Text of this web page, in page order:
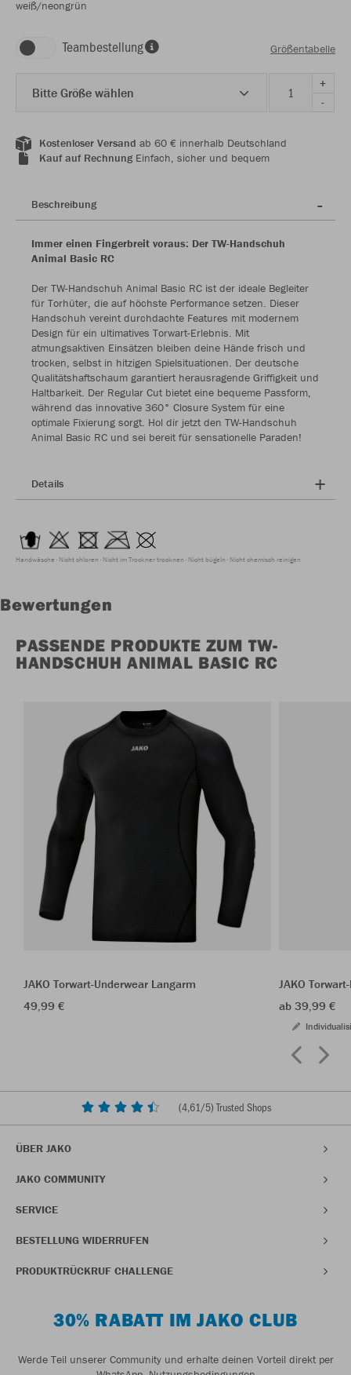
weiß/neongrün
Teambestellung Größentabelle
Bitte Größe wählen
+
-
Kostenloser Versand ab 60 € innerhalb Deutschland
Kauf auf RechnungEinfach, sicher und bequem
Beschreibung
Immer einen Fingerbreit voraus: Der TW-Handschuh
Animal Basic RC
Der TW-Handschuh Animal Basic RC ist der ideale Begleiter
für Torhüter, die auf höchste Performance setzen. Dieser
Handschuh vereint durchdachte Features mit modernem
Design für ein ultimatives Torwart-Erlebnis. Mit
atmungsaktiven Einsätzen bleiben deine Hände frisch und
trocken, selbst in hitzigen Spielsituationen. Der deutsche
Qualitätshaftschaum garantiert herausragende Griffigkeit und
Haltbarkeit. Der Regular Cut bietet eine bequeme Passform,
während das innovative 360° Closure System für eine
optimale Fixierung sorgt. Hol dir jetzt den TW-Handschuh
Animal Basic RC und sei bereit für sensationelle Paraden!
Details
Handwäsche Nicht chloren Nicht im Trockner trocknen Nicht bügeln Nicht chemisch reinigen
Bewertungen
PASSENDE PRODUKTE ZUM TW-
HANDSCHUH ANIMAL BASIC RC
JAKO Torwart-Underwear Langarm
49,99 €
JAKO
ab 39,99 €
(4,61/5) Trusted Shops
ÜBER JAKO
JAKO COMMUNITY
SERVICE
BESTELLUNG WIDERRUFEN
PRODUKTRÜCKRUF CHALLENGE
30% RABATT IM JAKO CLUB
Werde Teil unserer Community und erhalte deinen Vorteil direkt per